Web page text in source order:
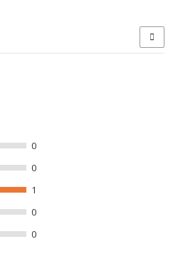
0
0
1
0
0